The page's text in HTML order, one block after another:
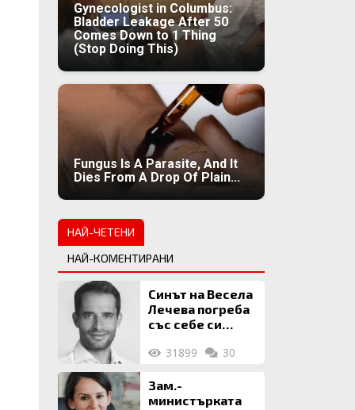
Gynecologist in Columbus:
Bladder Leakage After 50
Comes Down to 1 Thing
(Stop Doing This)
Fungus Is A Parasite, And It
Dies From A Drop Of Plain...
НАЙ-ЧЕТЕНИ
НАЙ-КОМЕНТИРАНИ
Синът на Весела
Лечева погреба
със себе си
млн. евро
31899 30
Зам.-
министърката